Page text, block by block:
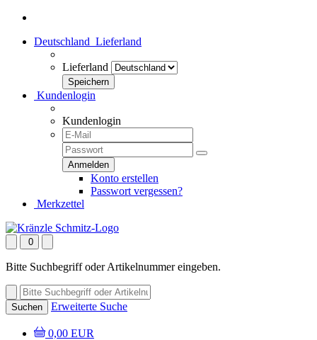
Deutschland Lieferland
Lieferland
Kundenlogin
Kundenlogin
Konto erstellen
Passwort vergessen?
Merkzettel
0
Bitte Suchbegriff oder Artikelnummer eingeben.
Suchen Erweiterte Suche
0,00 EUR